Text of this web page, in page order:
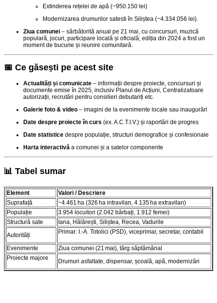
Extinderea rețelei de apă (~950.150 lei)
Modernizarea drumurilor satesti în Siliștea (~4.334.056 lei).
Ziua comunei – sărbătorită anual pe 21 mai, cu concursuri, muzică
populară, jocuri, participare locală și oficială; ediția din 2024 a fost un
moment de bucurie și reunire comunitară.
📅 Ce găsești pe acest site
Actualități și comunicate – informații despre proiecte, concursuri și
documente emise în 2025, inclusiv Planul de Acțiuni, Centralizatoare
autorizații, recrutări pentru consilieri debutanți etc.
Galerie foto & video – imagini de la evenimente locale sau inaugurări
Date despre proiecte în curs (ex. A.C.T.I.V.) și raportări de progres
Date statistice despre populație, structuri demografice și confesionale
Harta interactivă a comunei și a satelor componente
📊 Tabel sumar
Element
Valori / Descriere
Suprafață
~4.461 ha (326 ha intravilan, 4.135 ha extravilan)
Populație
3.954 locuitori (2.042 bărbați, 1.912 femei)
Structură sate
Iana, Hălărești, Siliștea, Recea, Vadurile
Autorități
Primar: I.‑A. Totolici (PSD), viceprimar, secretar, contabil
Evenimente
Ziua comunei (21 mai), târg săptămânal
Proiecte majore
Drumuri asfaltate, dispensar, școală, apă, modernizări